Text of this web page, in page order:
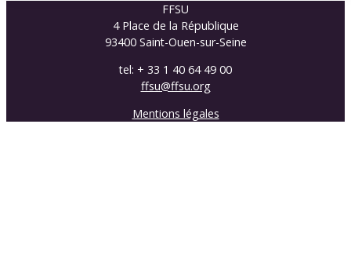
FFSU
4 Place de la République
93400 Saint-Ouen-sur-Seine
tel: + 33 1 40 64 49 00
ffsu@ffsu.org
Mentions légales